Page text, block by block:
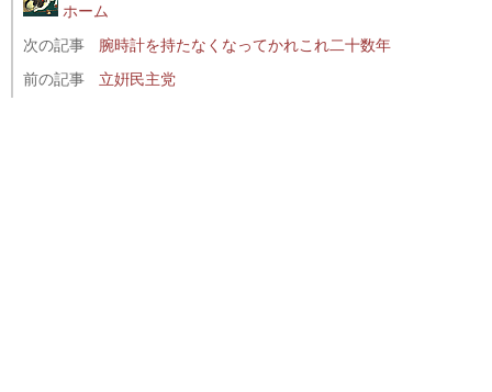
ホーム
次の記事
腕時計を持たなくなってかれこれ二十数年
前の記事
立姸民主党